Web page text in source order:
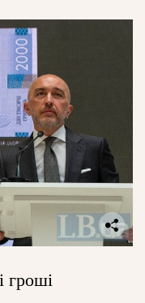
гроші